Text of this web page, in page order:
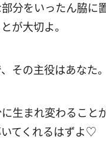
分をいったん脇に
が大切よ。
その主役はあなた。
生まれ変わること
てくれるはずよ♡